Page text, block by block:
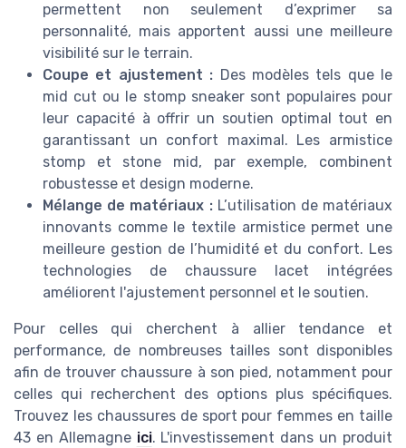
permettent non seulement d’exprimer sa
personnalité, mais apportent aussi une meilleure
visibilité sur le terrain.
Coupe et ajustement : Des modèles tels que le
mid cut ou le stomp sneakersont populaires pour
leur capacité à offrir un soutien optimal tout en
garantissant un confort maximal. Les armistice
stomp et stone mid , par exemple, combinent
robustesse et design moderne.
Mélange de matériaux :L’utilisation de matériaux
innovants comme le textile armisticepermet une
meilleure gestion de l’humidité et du confort. Les
technologies de chaussure lacet intégrées
améliorent l'ajustement personnel et le soutien.
Pour celles qui cherchent à allier tendance et
performance, de nombreuses tailles sont disponibles
afin de trouver chaussure à son pied, notamment pour
celles qui recherchent des options plus spécifiques.
Trouvez les chaussures de sport pour femmes en taille
43 en Allemagne ici. L'investissement dans un produit